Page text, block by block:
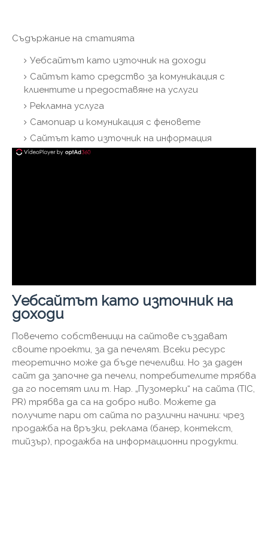
Съдържание на статията
Уебсайтът като източник на доходи
Сайтът като средство за комуникация с
клиентите и предоставяне на услуги
Рекламна услуга
Самопиар и комуникация с феновете
Сайтът като източник на информация
Уебсайтът като източник на
доходи
Повечето собственици на сайтове създават
своите проекти, за да печелят. Всеки ресурс
теоретично може да бъде печеливш. Но за даден
сайт да започне да печели, потребителите трябва
да го посетят или т. Нар. „Пузомерки“ на сайта (TIC,
PR) трябва да са на добро ниво. Можете да
получите пари от сайта по различни начини: чрез
продажба на връзки, реклама (банер, контекст,
тийзър), продажба на информационни продукти.